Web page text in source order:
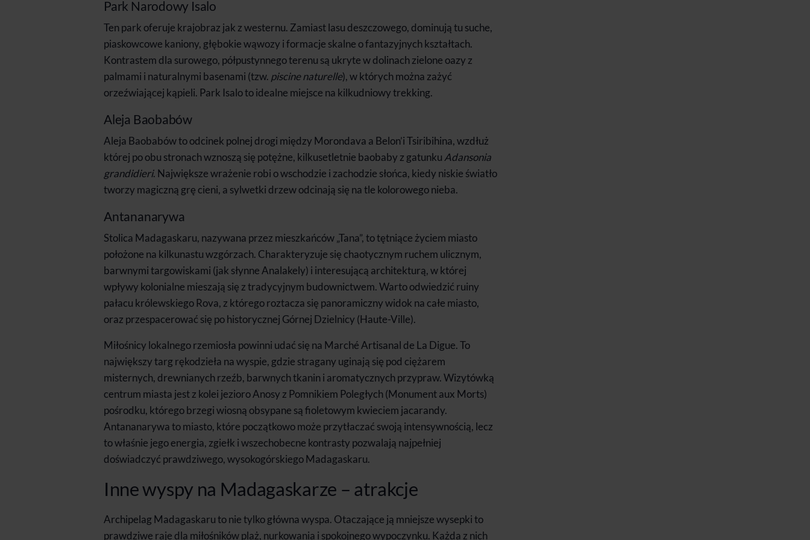
Park Narodowy Isalo
Ten park oferuje krajobraz jak z westernu. Zamiast lasu deszczowego, dominują tu suche,
piaskowcowe kaniony, głębokie wąwozy i formacje skalne o fantazyjnych kształtach.
Kontrastem dla surowego, półpustynnego terenu są ukryte w dolinach zielone oazy z
palmami i naturalnymi basenami (tzw. piscine naturelle), w których można zażyć
orzeźwiającej kąpieli. Park Isalo to idealne miejsce na kilkudniowy trekking.
Aleja Baobabów
Aleja Baobabów to odcinek polnej drogi między Morondava a Belon’i Tsiribihina, wzdłuż
której po obu stronach wznoszą się potężne, kilkusetletnie baobaby z gatunku Adansonia
grandidieri. Największe wrażenie robi o wschodzie i zachodzie słońca, kiedy niskie światło
tworzy magiczną grę cieni, a sylwetki drzew odcinają się na tle kolorowego nieba.
Antananarywa
Stolica Madagaskaru, nazywana przez mieszkańców „Tana”, to tętniące życiem miasto
położone na kilkunastu wzgórzach. Charakteryzuje się chaotycznym ruchem ulicznym,
barwnymi targowiskami (jak słynne Analakely) i interesującą architekturą, w której
wpływy kolonialne mieszają się z tradycyjnym budownictwem. Warto odwiedzić ruiny
pałacu królewskiego Rova, z którego roztacza się panoramiczny widok na całe miasto,
oraz przespacerować się po historycznej Górnej Dzielnicy (Haute-Ville).
Miłośnicy lokalnego rzemiosła powinni udać się na Marché Artisanal de La Digue. To
największy targ rękodzieła na wyspie, gdzie stragany uginają się pod ciężarem
misternych, drewnianych rzeźb, barwnych tkanin i aromatycznych przypraw. Wizytówką
centrum miasta jest z kolei jezioro Anosy z Pomnikiem Poległych (Monument aux Morts)
pośrodku, którego brzegi wiosną obsypane są fioletowym kwieciem jacarandy.
Antananarywa to miasto, które początkowo może przytłaczać swoją intensywnością, lecz
to właśnie jego energia, zgiełk i wszechobecne kontrasty pozwalają najpełniej
doświadczyć prawdziwego, wysokogórskiego Madagaskaru.
Inne wyspy na Madagaskarze – atrakcje
Archipelag Madagaskaru to nie tylko główna wyspa. Otaczające ją mniejsze wysepki to
prawdziwe raje dla miłośników plaż, nurkowania i spokojnego wypoczynku. Każda z nich